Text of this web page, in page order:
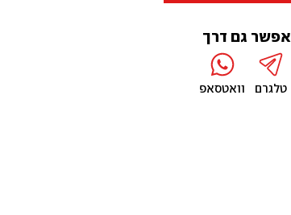
אפשר גם דרך
טלגרם וואטסאפ